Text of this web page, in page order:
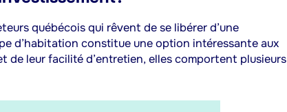
québécois qui rêvent de se libérer d’une
d’habitation constitue une option intéressante aux
de leur facilité d’entretien, elles comportent plusieurs